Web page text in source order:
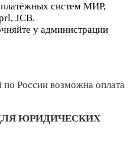
платёжных систем МИР,
JCB.
у администрации
по России возможна оплата
ЮРИДИЧЕСКИХ